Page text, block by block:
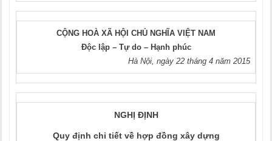
CỘNG HOÀ XÃ HỘI CHỦ NGHĨA VIỆT NAM
Độc lập – Tự do – Hạnh phúc
Hà Nội, ngày 22 tháng 4 năm 2015
NGHỊ ĐỊNH
Quy định chi tiết về hợp đồng xây dựng